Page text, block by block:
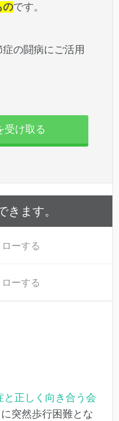
のです。
の闘病にご活用
受け取る
きます。
ーする
ーする
と正しく向き合う会
突然歩行困難とな